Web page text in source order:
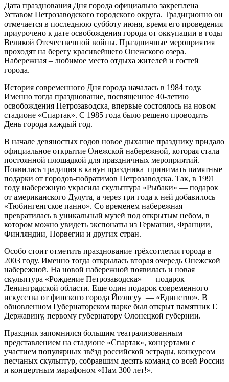
Дата празднования Дня города официально закреплена
Уставом Петрозаводского городского округа. Традиционно он
отмечается в последнюю субботу июня, время его проведения
приурочено к дате освобождения города от оккупации в годы
Великой Отечественной войны. Праздничные мероприятия
проходят на берегу красивейшего Онежского озера.
Набережная – любимое место отдыха жителей и гостей
города.
История современного Дня города началась в 1984 году.
Именно тогда празднование, посвященное 40-летию
освобождения Петрозаводска, впервые состоялось на новом
стадионе «Спартак». С 1985 года было решено проводить
День города каждый год.
В начале девяностых годов новое дыхание празднику придало
официальное открытие Онежской набережной, которая стала
постоянной площадкой для праздничных мероприятий.
Появилась традиция в канун праздника принимать памятные
подарки от городов-побратимов Петрозаводска. Так, в 1991
году набережную украсила скульптура «Рыбаки» — подарок
от американского Дулута, а через три года к ней добавилось
«Тюбингенгское панно». Со временем набережная
превратилась в уникальный музей под открытым небом, в
котором можно увидеть экспонаты из Германии, Франции,
Финляндии, Норвегии и других стран.
Особо стоит отметить празднование трёхсотлетия города в
2003 году. Именно тогда открылась вторая очередь Онежской
набережной. На новой набережной появилась и новая
скульптура «Рождение Петрозаводска» — подарок
Ленинградской области. Еще один подарок современного
искусства от финского города Йоэнсуу — «Единство». В
обновленном Губернаторском парке был открыт памятник Г.
Державину, первому губернатору Олонецкой губернии.
Праздник запомнился большим театрализованным
представлением на стадионе «Спартак», концертами с
участием популярных звёзд российской эстрады, конкурсом
песчаных скульптур, собравшим десять команд со всей России
и концертным марафоном «Нам 300 лет!».